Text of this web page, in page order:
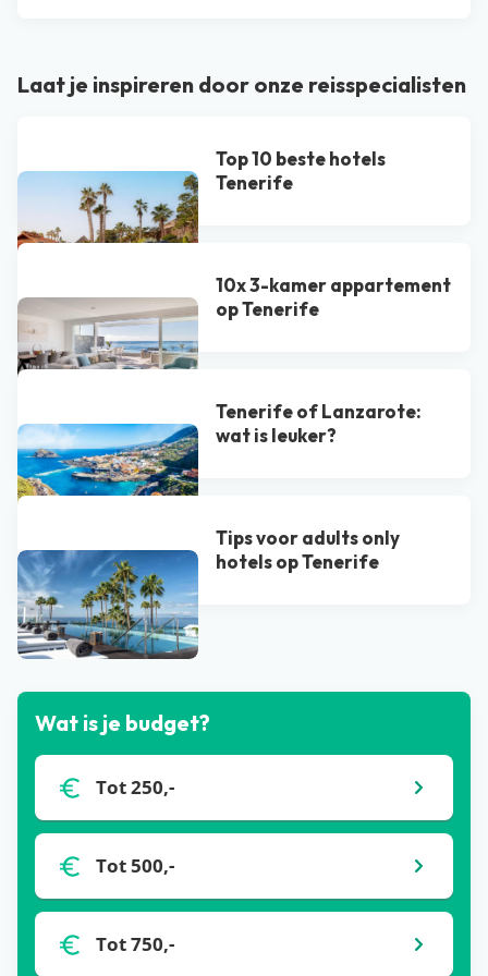
Laat je inspireren door onze reisspecialisten
Top 10 beste hotels
Tenerife
10x 3-kamer appartement
op Tenerife
Tenerife of Lanzarote:
wat is leuker?
Tips voor adults only
hotels op Tenerife
Bekijk alle blogs
Wat is je budget?
Tot 250,-
Tot 500,-
Tot 750,-